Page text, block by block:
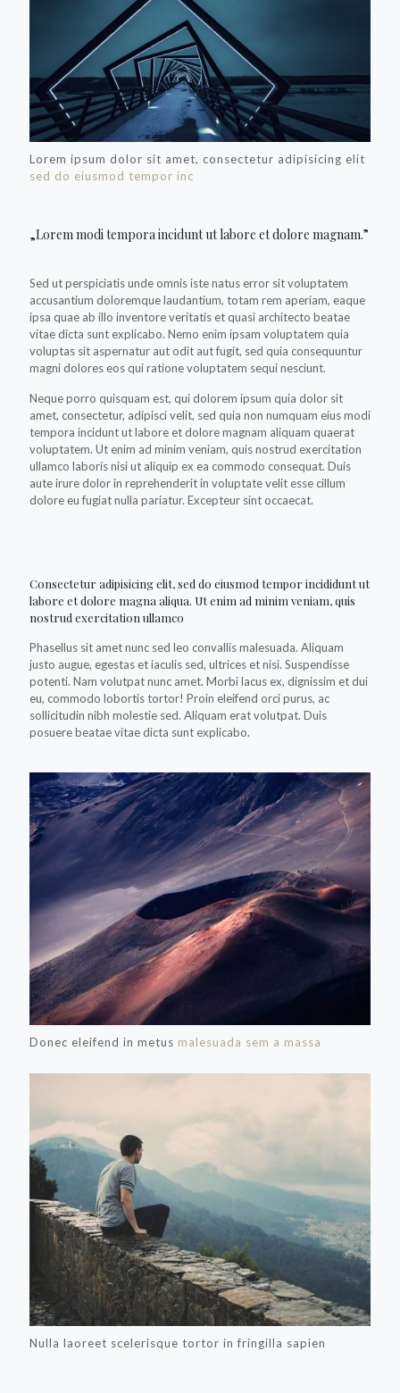
Lorem ipsum dolor sit amet, consectetur adipisicing elit
sed do eiusmod tempor inc
„Lorem modi tempora incidunt ut labore et dolore magnam.”
Sed ut perspiciatis unde omnis iste natus error sit voluptatem
accusantium doloremque laudantium, totam rem aperiam, eaque
ipsa quae ab illo inventore veritatis et quasi architecto beatae
vitae dicta sunt explicabo. Nemo enim ipsam voluptatem quia
voluptas sit aspernatur aut odit aut fugit, sed quia consequuntur
magni dolores eos qui ratione voluptatem sequi nesciunt.
Neque porro quisquam est, qui dolorem ipsum quia dolor sit
amet, consectetur, adipisci velit, sed quia non numquam eius modi
tempora incidunt ut labore et dolore magnam aliquam quaerat
voluptatem. Ut enim ad minim veniam, quis nostrud exercitation
ullamco laboris nisi ut aliquip ex ea commodo consequat. Duis
aute irure dolor in reprehenderit in voluptate velit esse cillum
dolore eu fugiat nulla pariatur. Excepteur sint occaecat.
Consectetur adipisicing elit, sed do eiusmod tempor incididunt ut
labore et dolore magna aliqua. Ut enim ad minim veniam, quis
nostrud exercitation ullamco
Phasellus sit amet nunc sed leo convallis malesuada. Aliquam
justo augue, egestas et iaculis sed, ultrices et nisi. Suspendisse
potenti. Nam volutpat nunc amet. Morbi lacus ex, dignissim et dui
eu, commodo lobortis tortor! Proin eleifend orci purus, ac
sollicitudin nibh molestie sed. Aliquam erat volutpat. Duis
posuere beatae vitae dicta sunt explicabo.
Donec eleifend in metus malesuada sem a massa
Nulla laoreet scelerisque tortor in fringilla sapien